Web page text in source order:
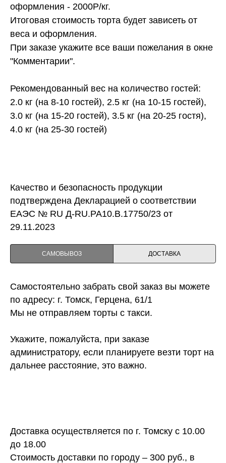
оформления - 2000Р/кг.
Итоговая стоимость торта будет зависеть от
веса и оформления.
При заказе укажите все ваши пожелания в окне
"Комментарии".
Рекомендованный вес на количество гостей:
2.0 кг (на 8-10 гостей), 2.5 кг (на 10-15 гостей),
3.0 кг (на 15-20 гостей), 3.5 кг (на 20-25 гостя),
4.0 кг (на 25-30 гостей)
Качество и безопасность продукции
подтверждена Декларацией о соответствии
ЕАЭС № RU Д-RU.PA10.B.17750/23 от
29.11.2023
САМОВЫВОЗ ДОСТАВКА
Самостоятельно забрать свой заказ вы можете
по адресу: г. Томск, Герцена, 61/1
Мы не отправляем торты с такси.
Укажите, пожалуйста, при заказе
администратору, если планируете везти торт на
дальнее расстояние, это важно.
Доставка осуществляется по г. Томску с 10.00
до 18.00
Стоимость доставки по городу – 300 руб., в